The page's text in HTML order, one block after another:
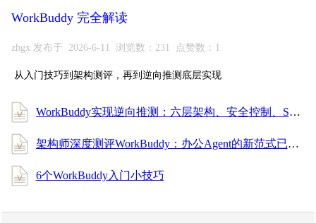
WorkBuddy 完全解读
zhgx 发布于 2026-6-11 浏览数：231 点赞数：1
从入门技巧到架构测评，再到逆向推测底层实现
WorkBuddy实现逆向推测：六层架构、安全控制、SubAgent通信、上下文记忆管理的一些细节
架构师深度测评WorkBuddy：办公Agent的新范式已来
6个WorkBuddy入门小技巧